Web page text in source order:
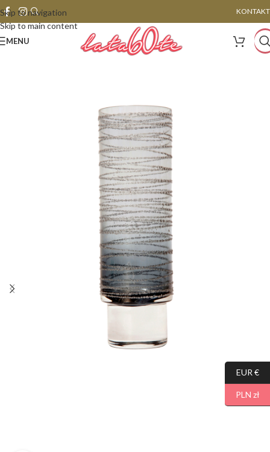
Skip to navigation
Skip to main content
KONTAKT
MENU
EUR €
PLN zł